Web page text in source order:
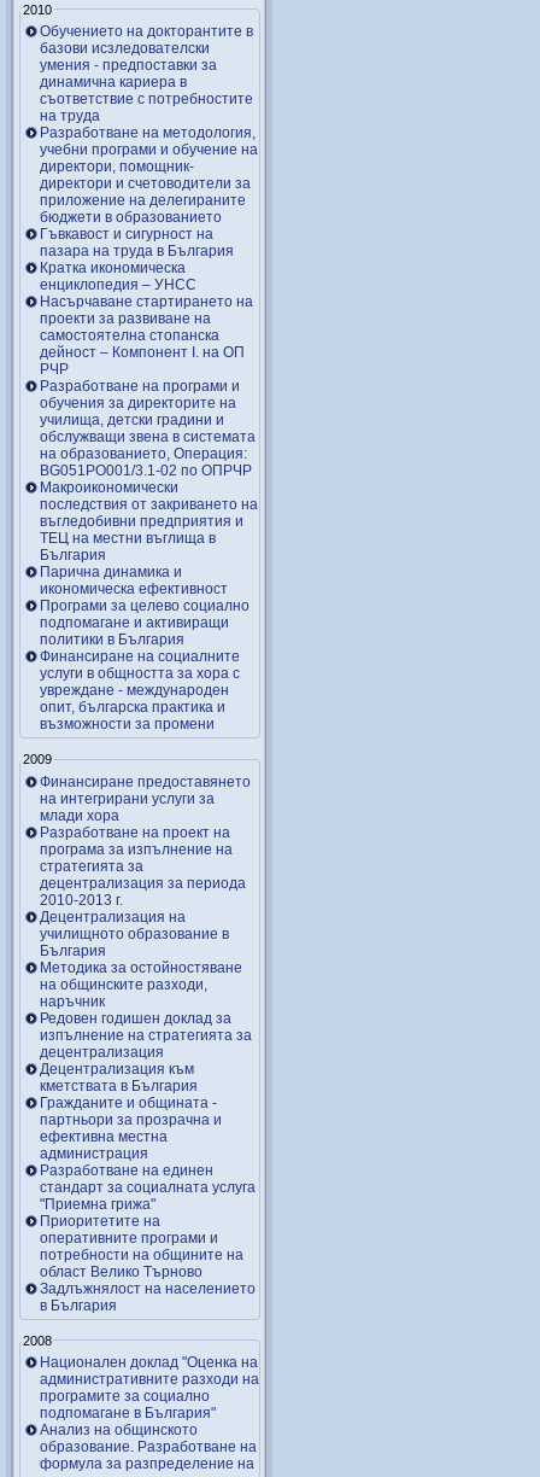
2010
Обучението на докторантите в
базови исзледователски
умения - предпоставки за
динамична кариера в
съответствие с потребностите
на труда
Разработване на методология,
учебни програми и обучение на
директори, помощник-
директори и счетоводители за
приложение на делегираните
бюджети в образованието
Гъвкавост и сигурност на
пазара на труда в България
Кратка икономическа
енциклопедия – УНСС
Насърчаване стартирането на
проекти за развиване на
самостоятелна стопанска
дейност – Компонент I. на ОП
РЧР
Разработване на програми и
обучения за директорите на
училища, детски градини и
обслужващи звена в системата
на образованието, Операция:
BG051PO001/3.1-02 по ОПРЧР
Макроикономически
последствия от закриването на
въгледобивни предприятия и
ТЕЦ на местни въглища в
България
Парична динамика и
икономическа ефективност
Програми за целево социално
подпомагане и активиращи
политики в България
Финансиране на социалните
услуги в общността за хора с
увреждане - международен
опит, българска практика и
възможности за промени
2009
Финансиране предоставянето
на интегрирани услуги за
млади хора
Разработване на проект на
програма за изпълнение на
стратегията за
децентрализация за периода
2010-2013 г.
Децентрализация на
училищното образование в
България
Методика за остойностяване
на общинските разходи,
наръчник
Редовен годишен доклад за
изпълнение на стратегията за
децентрализация
Децентрализация към
кметствата в България
Гражданите и общината -
партньори за прозрачна и
ефективна местна
администрация
Разработване на единен
стандарт за социалната услуга
"Приемна грижа"
Приоритетите на
оперативните програми и
потребности на общините на
област Велико Търново
Задлъжнялост на населението
в България
2008
Национален доклад "Оценка на
административните разходи на
програмите за социално
подпомагане в България"
Анализ на общинското
образование. Разработване на
формула за разпределение на